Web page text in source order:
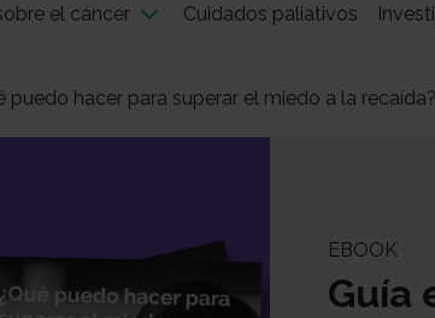
el cáncer Cuidados paliativos
puedo hacer para superar el miedo a la
EBOOK
Guía